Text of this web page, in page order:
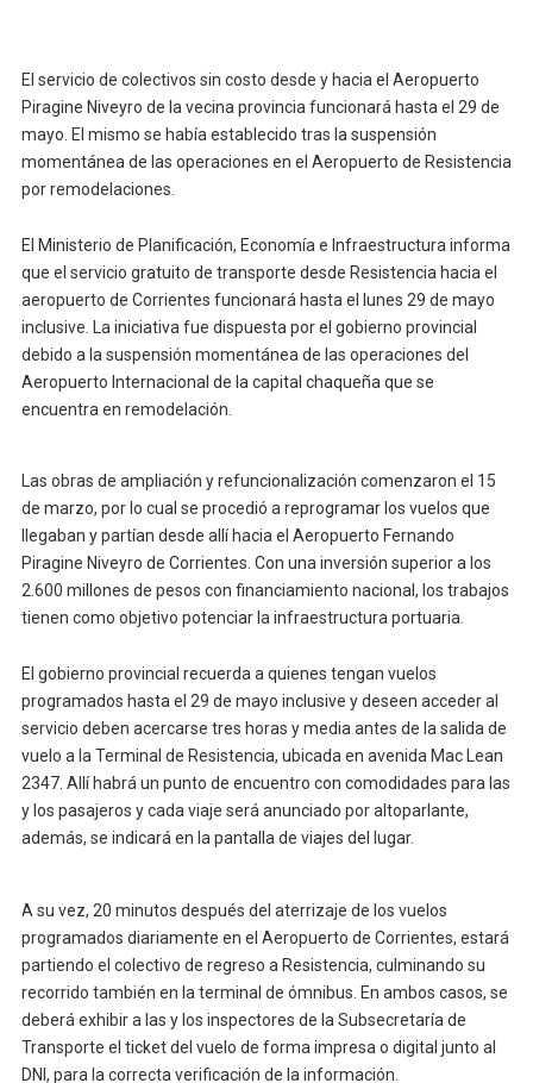
El servicio de colectivos sin costo desde y hacia el Aeropuerto
Piragine Niveyro de la vecina provincia funcionará hasta el 29 de
mayo. El mismo se había establecido tras la suspensión
momentánea de las operaciones en el Aeropuerto de Resistencia
por remodelaciones.
El Ministerio de Planificación, Economía e Infraestructura informa
que el servicio gratuito de transporte desde Resistencia hacia el
aeropuerto de Corrientes funcionará hasta el lunes 29 de mayo
inclusive. La iniciativa fue dispuesta por el gobierno provincial
debido a la suspensión momentánea de las operaciones del
Aeropuerto Internacional de la capital chaqueña que se
encuentra en remodelación.
Las obras de ampliación y refuncionalización comenzaron el 15
de marzo, por lo cual se procedió a reprogramar los vuelos que
llegaban y partían desde allí hacia el Aeropuerto Fernando
Piragine Niveyro de Corrientes. Con una inversión superior a los
2.600 millones de pesos con financiamiento nacional, los trabajos
tienen como objetivo potenciar la infraestructura portuaria.
El gobierno provincial recuerda a quienes tengan vuelos
programados hasta el 29 de mayo inclusive y deseen acceder al
servicio deben acercarse tres horas y media antes de la salida de
vuelo a la Terminal de Resistencia, ubicada en avenida Mac Lean
2347. Allí habrá un punto de encuentro con comodidades para las
y los pasajeros y cada viaje será anunciado por altoparlante,
además, se indicará en la pantalla de viajes del lugar.
A su vez, 20 minutos después del aterrizaje de los vuelos
programados diariamente en el Aeropuerto de Corrientes, estará
partiendo el colectivo de regreso a Resistencia, culminando su
recorrido también en la terminal de ómnibus. En ambos casos, se
deberá exhibir a las y los inspectores de la Subsecretaría de
Transporte el ticket del vuelo de forma impresa o digital junto al
DNI, para la correcta verificación de la información.